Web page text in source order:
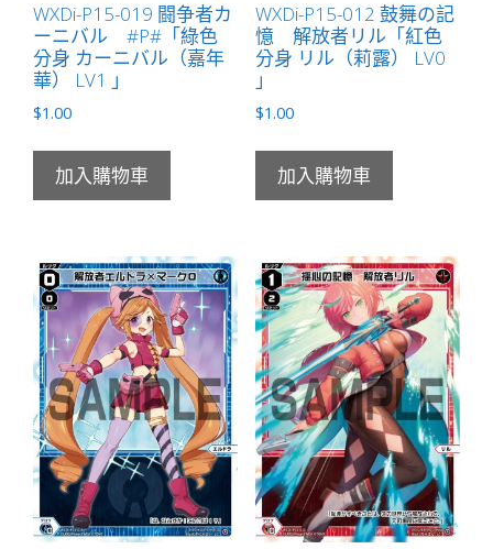
WXDi-P15-019 闘争者カ
ーニバル #P#「綠色
分身 カーニバル（嘉年
華） LV1 」
$1.00
加入購物車
WXDi-P15-012 鼓舞の記
憶 解放者リル「紅色
分身 リル（莉露） LV0
」
$1.00
加入購物車